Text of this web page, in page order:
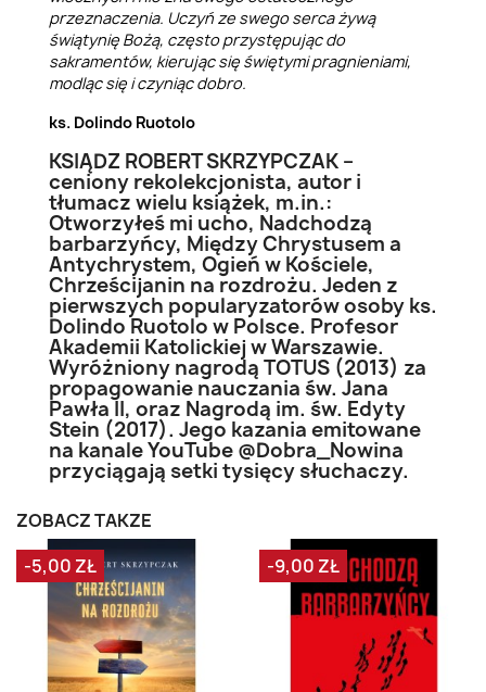
przeznaczenia. Uczyń ze swego serca żywą
świątynię Bożą, często przystępując do
sakramentów, kierując się świętymi pragnieniami,
modląc się i czyniąc dobro.
ks. Dolindo Ruotolo
KSIĄDZ ROBERT SKRZYPCZAK –
ceniony rekolekcjonista, autor i
tłumacz wielu książek, m.in.:
Otworzyłeś mi ucho, Nadchodzą
barbarzyńcy, Między Chrystusem a
Antychrystem, Ogień w Kościele,
Chrześcijanin na rozdrożu. Jeden z
pierwszych popularyzatorów osoby ks.
Dolindo Ruotolo w Polsce. Profesor
Akademii Katolickiej w Warszawie.
Wyróżniony nagrodą TOTUS (2013) za
propagowanie nauczania św. Jana
Pawła II, oraz Nagrodą im. św. Edyty
Stein (2017). Jego kazania emitowane
na kanale YouTube @Dobra_Nowina
przyciągają setki tysięcy słuchaczy.
ZOBACZ TAKŻE
-5,00 ZŁ -9,00 ZŁ